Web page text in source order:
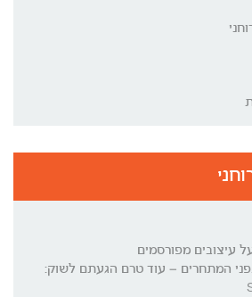
עיצובים מפורסמים
המתחרים – עוד טרם הגעתם לשוק: